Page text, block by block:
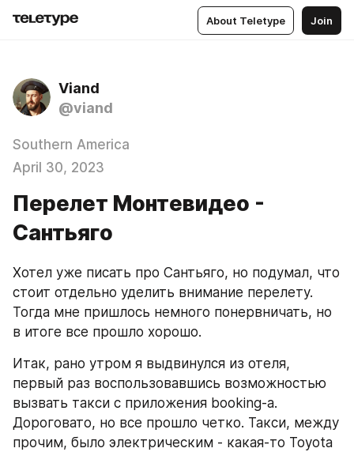
About Teletype Join
Viand
@viand
Southern America
April 30, 2023
Перелет Монтевидео -
Сантьяго
Хотел уже писать про Сантьяго, но подумал, что
стоит отдельно уделить внимание перелету.
Тогда мне пришлось немного понервничать, но
в итоге все прошло хорошо.
Итак, рано утром я выдвинулся из отеля,
первый раз воспользовавшись возможностью
вызвать такси с приложения booking-а.
Дороговато, но все прошло четко. Такси, между
прочим, было электрическим - какая-то Toyota